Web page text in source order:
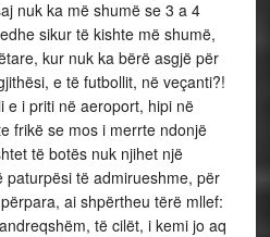
nuk ka më shumë se 3 a 4
sikur të kishte më shumë,
kur nuk ka bërë asgjë për
e të futbollit, në veçanti?!
e i priti në aeroport, hipi në
frikë se mos i merrte ndonjë
të botës nuk njihet një
paturpësi të admirueshme, për
ai shpërtheu tërë mllef:
të cilët, i kemi jo aq